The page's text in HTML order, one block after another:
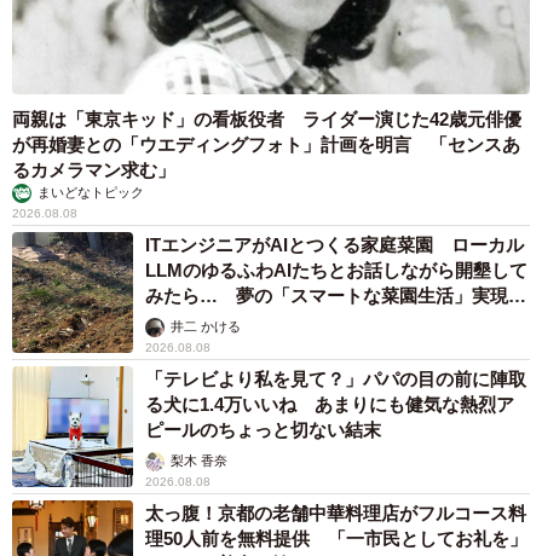
両親は「東京キッド」の看板役者 ライダー演じた42歳元俳優
が再婚妻との「ウエディングフォト」計画を明言 「センスあ
るカメラマン求む」
まいどなトピック
2026.08.08
ITエンジニアがAIとつくる家庭菜園 ローカル
LLMのゆるふわAIたちとお話しながら開墾して
みたら… 夢の「スマートな菜園生活」実現な
るか井二 かける
2026.08.08
「テレビより私を見て？」パパの目の前に陣取
る犬に1.4万いいね あまりにも健気な熱烈ア
ピールのちょっと切ない結末
梨木 香奈
2026.08.08
太っ腹！京都の老舗中華料理店がフルコース料
理50人前を無料提供 「一市民としてお礼を」